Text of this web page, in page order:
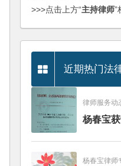
>>>点击上方“主持律师”
近期热门法
律师服务动
杨春宝
杨春宝律师